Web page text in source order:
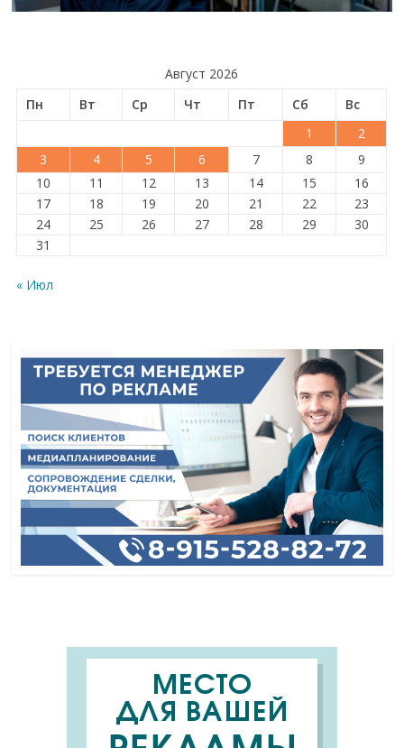
Август 2026
Пн
Вт Ср Чт Пт Сб
Вс
1
2
3
4 5 6 7 8
9
10
11 12 13 14 15
16
17
18 19 20 21 22
23
24
25 26 27 28 29
30
31
« Июл